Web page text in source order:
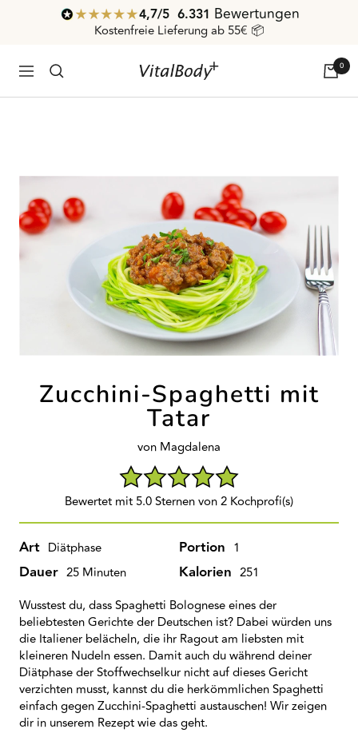
4,7/ 5 6.331 Bewertungen
Kostenfreie Lieferung ab 55€ 📦
Navigation VitalBodyPLUS.de 0
Zucchini-Spaghetti mit
Tatar
von Magdalena
Bewertet mit 5.0 Sternen von 2 Kochprofi(s)
Art Diätphase Portion 1
Dauer 25 Minuten Kalorien 251
Wusstest du, dass Spaghetti Bolognese eines der
beliebtesten Gerichte der Deutschen ist? Dabei würden uns
die Italiener belächeln, die ihr Ragout am liebsten mit
kleineren Nudeln essen. Damit auch du während deiner
Diätphase der Stoffwechselkur nicht auf dieses Gericht
verzichten musst, kannst du die herkömmlichen Spaghetti
einfach gegen Zucchini-Spaghetti austauschen! Wir zeigen
dir in unserem Rezept wie das geht.